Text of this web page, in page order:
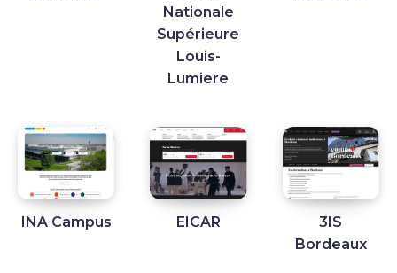
Nationale
Supérieure
Louis-
Lumiere
INA Campus EICAR
3IS
Bordeaux